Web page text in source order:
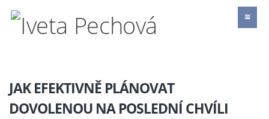
JAK EFEKTIVNĚ PLÁNOVAT
DOVOLENOU NA POSLEDNÍ CHVÍLI